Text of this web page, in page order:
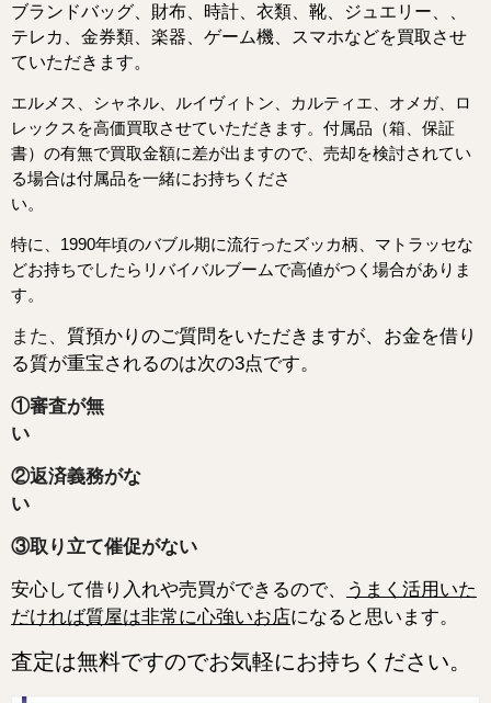
ブランドバッグ、財布、時計、衣類、靴、ジュエリー、
テレカ、金券類、楽器、ゲーム機、スマホなどを買取させ
ていただきます。
エルメス、シャネル、ルイヴィトン、カルティエ、オメガ、ロ
レックスを高価買取させていただきます。 付属品（箱、保証
書）の有無で買取金額に差が出ますので、売却を検討されてい
る場合は付属品を一緒にお持ちくださ
い。
特に、1990年頃のバブル期に流行ったズッカ柄、マトラッセな
どお持ちでしたらリバイバルブームで高値がつく場合がありま
す。
また、 質預かりのご質問をいただきますが、お金を借り
る質が重宝されるのは次の3点です。
①審査が無
②返済義務がな
③取り立て催促がない
安心して借り入れや売買ができるので、
うまく活用いた
だければ質屋は非常に心強いお店になると思います。
査定は無料ですのでお気軽にお持ちください。